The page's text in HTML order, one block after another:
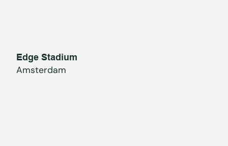
Edge Stadium
Amsterdam